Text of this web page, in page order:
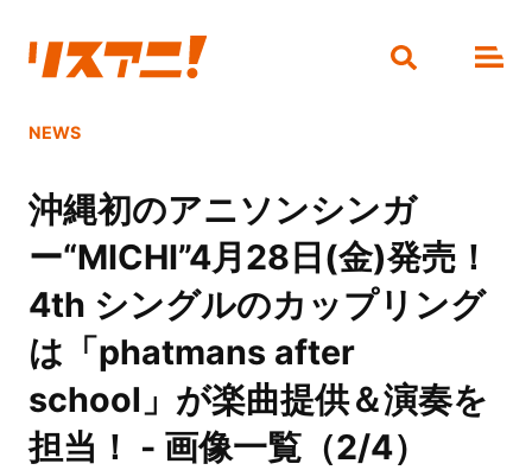
NEWS
沖縄初のアニソンシンガ
ー“MICHI”4月28日(金)発売！
4th シングルのカップリング
は「phatmans after
school」が楽曲提供＆演奏を
担当！ - 画像一覧（2/4）